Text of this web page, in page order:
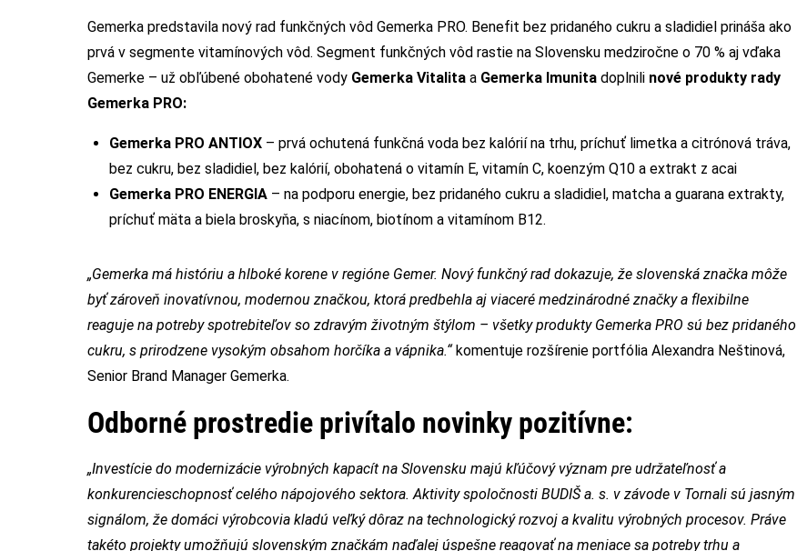
Gemerka predstavila nový rad funkčných vôd Gemerka PRO. Benefit bez pridaného cukru a sladidiel prináša ako
prvá v segmente vitamínových vôd. Segment funkčných vôd rastie na Slovensku medziročne o 70 % aj vďaka
Gemerke – už obľúbené obohatené vody Gemerka Vitalita a Gemerka Imunita doplnili nové produkty rady
Gemerka PRO:
Gemerka PRO ANTIOX – prvá ochutená funkčná voda bez kalórií na trhu, príchuť limetka a citrónová tráva,
bez cukru, bez sladidiel, bez kalórií, obohatená o vitamín E, vitamín C, koenzým Q10 a extrakt z acai
Gemerka PRO ENERGIA – na podporu energie, bez pridaného cukru a sladidiel, matcha a guarana extrakty,
príchuť mäta a biela broskyňa, s niacínom, biotínom a vitamínom B12.
„Gemerka má históriu a hlboké korene v regióne Gemer. Nový funkčný rad dokazuje, že slovenská značka môže
byť zároveň inovatívnou, modernou značkou, ktorá predbehla aj viaceré medzinárodné značky a flexibilne
reaguje na potreby spotrebiteľov so zdravým životným štýlom – všetky produkty Gemerka PRO sú bez pridaného
cukru, s prirodzene vysokým obsahom horčíka a vápnika.“ komentuje rozšírenie portfólia Alexandra Neštinová,
Senior Brand Manager Gemerka.
Odborné prostredie privítalo novinky pozitívne:
„Investície do modernizácie výrobných kapacít na Slovensku majú kľúčový význam pre udržateľnosť a
konkurencieschopnosť celého nápojového sektora. Aktivity spoločnosti BUDIŠ a. s. v závode v Tornali sú jasným
signálom, že domáci výrobcovia kladú veľký dôraz na technologický rozvoj a kvalitu výrobných procesov. Práve
takéto projekty umožňujú slovenským značkám naďalej úspešne reagovať na meniace sa potreby trhu a